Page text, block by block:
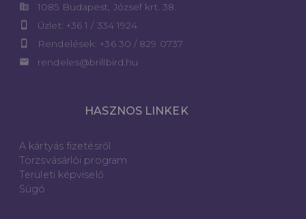
corporate_fare 1085 Budapest, József krt. 38.
phone_iphone Üzlet: +36 1 / 334 1924
phone_iphone Rendelések: +36 30 / 829 0737
email rendeles@brillbird.hu
HASZNOS LINKEK
A kártyás fizetésről
Törzsvásárlói program
Területi képviselő
Súgó